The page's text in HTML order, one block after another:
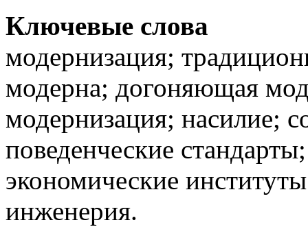
Ключевые слова
модернизация;
модерна; догоняющая
модернизация; насилие;
поведенческие
экономические
инженерия.